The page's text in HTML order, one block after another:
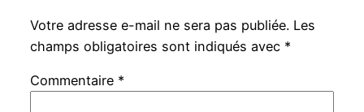
Votre adresse e-mail ne sera pas publiée. Les
champs obligatoires sont indiqués avec *
Commentaire *